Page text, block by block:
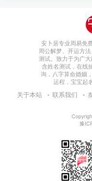
安卜居专业周易免
周公解梦、开运方
测试。致力于为广
含姓名测试，在线
询，八字算命婚姻
运程，宝宝起
关于本站 联系我们
豫